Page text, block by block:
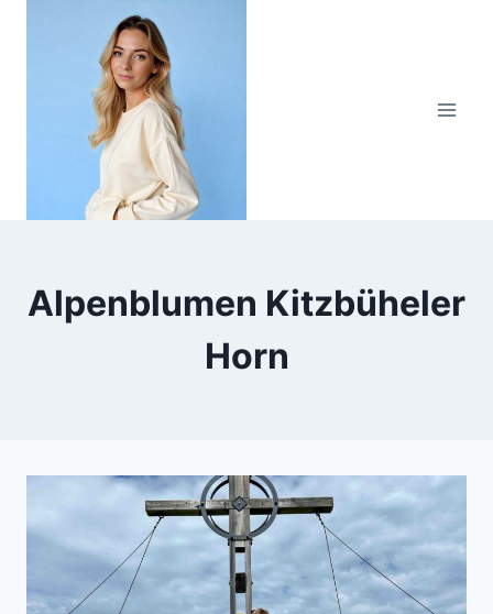
Alpenblumen Kitzbüheler
Horn